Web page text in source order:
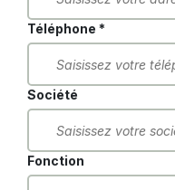
Téléphone *
Société
Fonction